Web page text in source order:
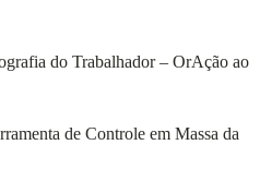
do Trabalhador – OrAção ao
de Controle em Massa da